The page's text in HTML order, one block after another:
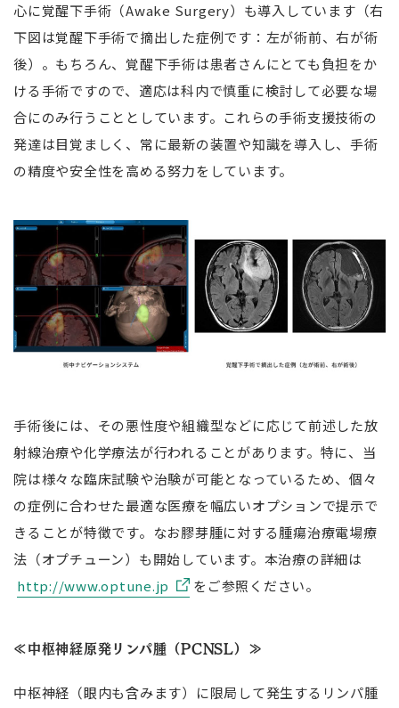
心に覚醒下手術（Awake Surgery）も導入しています（右
下図は覚醒下手術で摘出した症例です：左が術前、右が術
後）。もちろん、覚醒下手術は患者さんにとても負担をか
ける手術ですので、適応は科内で慎重に検討して必要な場
合にのみ行うこととしています。これらの手術支援技術の
発達は目覚ましく、常に最新の装置や知識を導入し、手術
の精度や安全性を高める努力をしています。
手術後には、その悪性度や組織型などに応じて前述した放
射線治療や化学療法が行われることがあります。特に、当
院は様々な臨床試験や治験が可能となっているため、個々
の症例に合わせた最適な医療を幅広いオプションで提示で
きることが特徴です。なお膠芽腫に対する腫瘍治療電場療
法（オプチューン）も開始しています。本治療の詳細は
http://www.optune.jp
をご参照ください。
≪中枢神経原発リンパ腫（PCNSL）≫
中枢神経（眼内も含みます）に限局して発生するリンパ腫